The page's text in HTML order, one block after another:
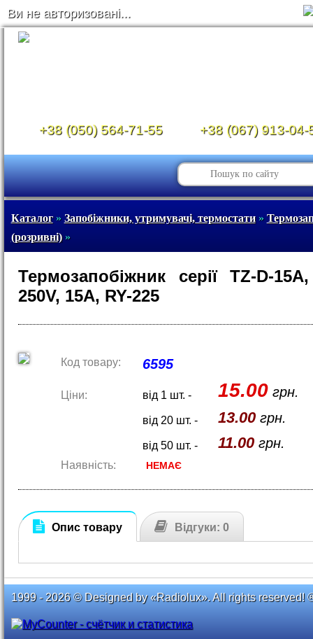
Ви не авторизовані...
+38 (050) 564-71-55 +38 (067) 913-04-
Каталог» Запобіжники, утримувачі, термостати»
(розривні)»
Термозапобіжник серії TZ-D-
250V, 15A, RY-225
Код товару: 6595
Ціни: від 1 шт. - 15.00грн.
від 20 шт. - 13.00грн.
від 50 шт. - 11.00грн.
Наявність: НЕМАЄ
Опис товару Відгуки: 0
1999 - 2026 © Designed by «Radiolux». All rights reserved!